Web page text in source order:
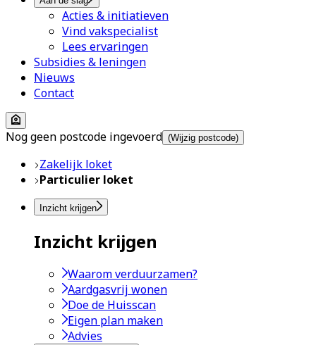
Acties & initiatieven
Vind vakspecialist
Lees ervaringen
Subsidies & leningen
Nieuws
Contact
Nog geen postcode ingevoerd (Wijzig postcode)
Zakelijk loket
Particulier loket
Inzicht krijgen
Inzicht krijgen
Waarom verduurzamen?
Aardgasvrij wonen
Doe de Huisscan
Eigen plan maken
Advies